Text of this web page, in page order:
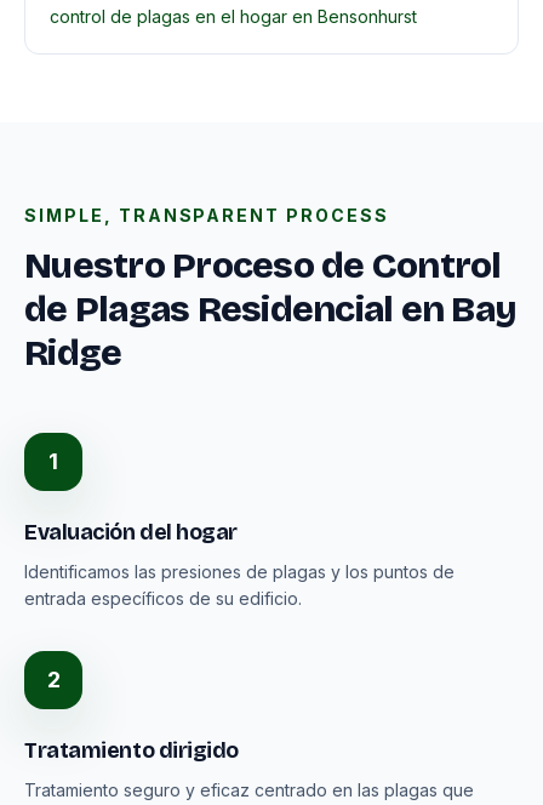
control de plagas en el hogar en Bensonhurst
SIMPLE, TRANSPARENT PROCESS
Nuestro Proceso de Control
de Plagas Residencial en Bay
Ridge
1
Evaluación del hogar
Identificamos las presiones de plagas y los puntos de
entrada específicos de su edificio.
2
Tratamiento dirigido
Tratamiento seguro y eficaz centrado en las plagas que